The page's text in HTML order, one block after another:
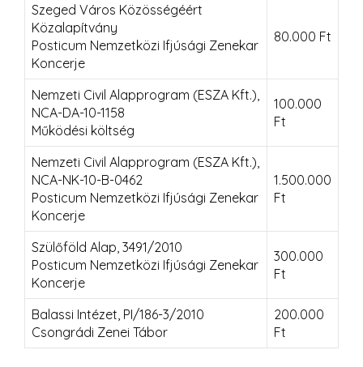
Szeged Város Közösségéért
Közalapítvány
Posticum Nemzetközi Ifjúsági Zenekar
Koncerje
80.000 Ft
Nemzeti Civil Alapprogram (ESZA Kft.),
NCA-DA-10-1158
Működési költség
100.000
Ft
Nemzeti Civil Alapprogram (ESZA Kft.),
NCA-NK-10-B-0462
Posticum Nemzetközi Ifjúsági Zenekar
Koncerje
1.500.000
Ft
Szülőföld Alap, 3491/2010
Posticum Nemzetközi Ifjúsági Zenekar
Koncerje
300.000
Ft
Balassi Intézet, PI/186-3/2010
Csongrádi Zenei Tábor
200.000
Ft